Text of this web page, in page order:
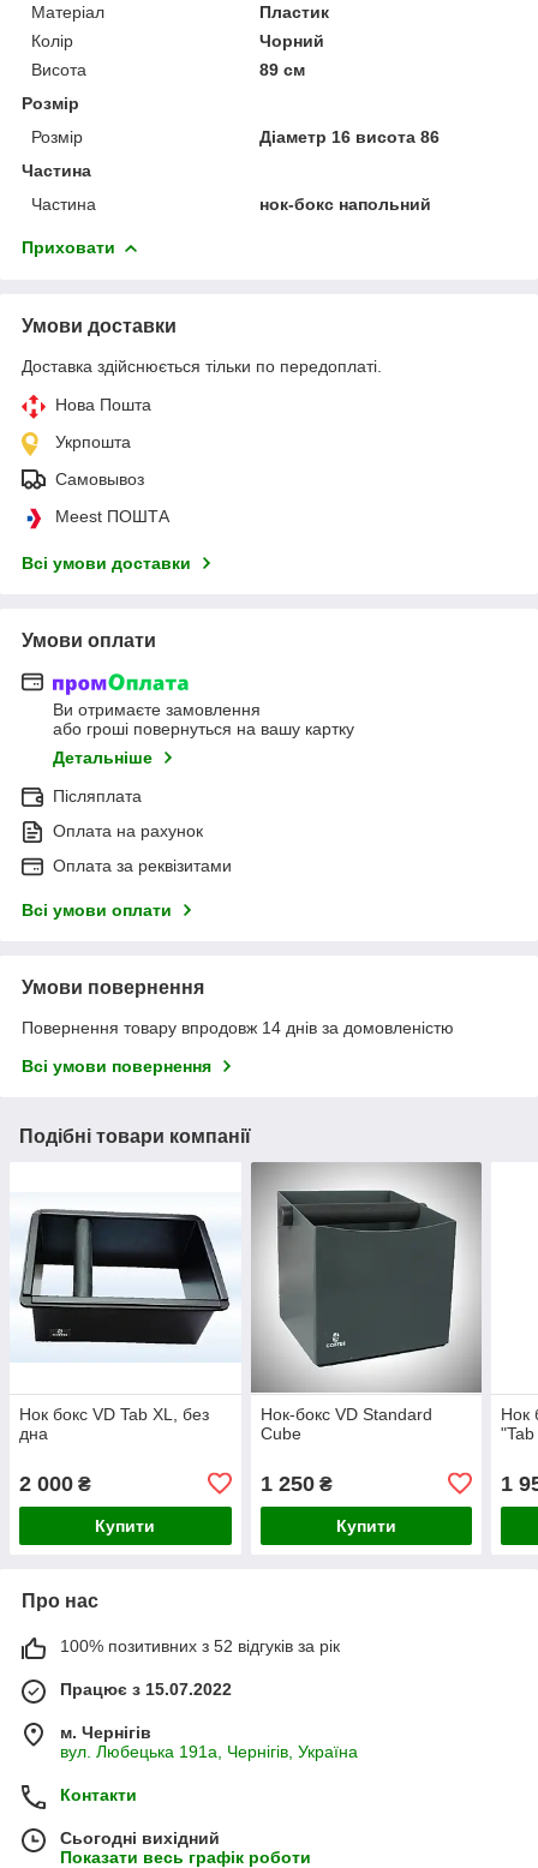
Матеріал
Пластик
Колір
Чорний
Висота
89 см
Розмір
Розмір
Діаметр 16 висота 86
Частина
Частина
нок-бокс напольний
Приховати
Умови доставки
Доставка здійснюється тільки по передоплаті.
Нова Пошта
Укрпошта
Самовывоз
Meest ПОШТА
Всі умови доставки
Умови оплати
Ви отримаєте замовлення
або гроші повернуться на вашу картку
Детальніше
Післяплата
Оплата на рахунок
Оплата за реквізитами
Всі умови оплати
Умови повернення
Повернення товару впродовж 14 днів за домовленістю
Всі умови повернення
Подібні товари компанії
Нок бокс VD Tab XL, без
дна
2 000 ₴
Купити
Нок-бокс VD Standard
Cube
1 250₴
Купити
Нок
1
Про нас
100% позитивних з 52 відгуків за рік
Працює з 15.07.2022
м. Чернігів
вул. Любецька 191а, Чернігів, Україна
Контакти
Сьогодні вихідний
Показати весь графік роботи